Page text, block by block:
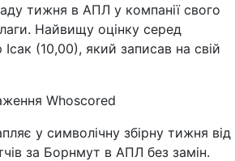
тижня в АПЛ у компанії свого
Найвищу оцінку серед
(10,00), який записав на свій
Whoscored
у символічну збірну тижня від
за Борнмут в АПЛ без замін.